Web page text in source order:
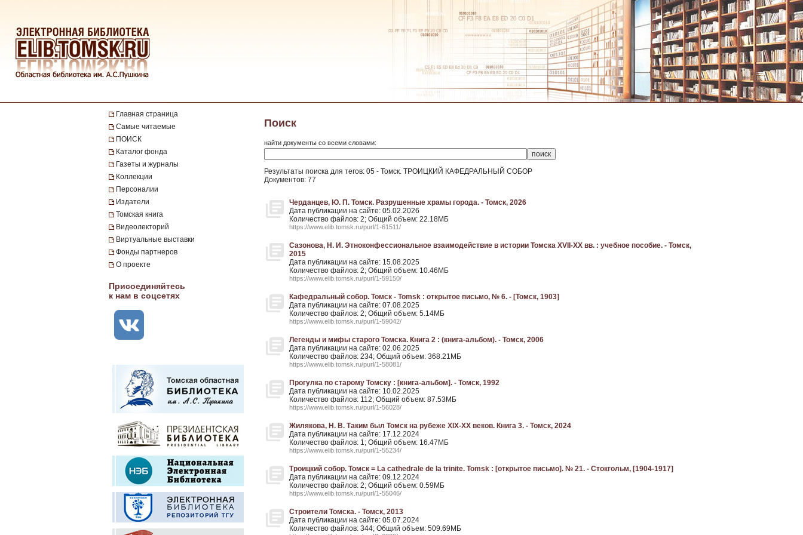
Главная страница
Самые читаемые
ПОИСК
Каталог фонда
Газеты и журналы
Коллекции
Персоналии
Издатели
Томская книга
Видеолекторий
Виртуальные выставки
Фонды партнеров
О проекте
Присоединяйтесь
к нам в соцсетях
Поиск
найти документы со всеми словами:
Результаты поиска для тегов: 05 - Томск. ТРОИЦКИЙ КАФЕДРАЛЬНЫЙ СОБОР
Документов: 77
Черданцев, Ю. П. Томск. Разрушенные храмы города. - Томск, 2026
Дата публикации на сайте: 05.02.2026
Количество файлов: 2; Общий объем: 22.18МБ
https://www.elib.tomsk.ru/purl/1-61511/
Сазонова, Н. И. Этноконфессиональное взаимодействие в истории Томска XVII-XX вв. : учебное пособие. - Томск,
2015
Дата публикации на сайте: 15.08.2025
Количество файлов: 2; Общий объем: 10.46МБ
https://www.elib.tomsk.ru/purl/1-59150/
Кафедральный собор. Томск - Tomsk : открытое письмо, № 6. - [Томск, 1903]
Дата публикации на сайте: 07.08.2025
Количество файлов: 2; Общий объем: 5.14МБ
https://www.elib.tomsk.ru/purl/1-59042/
Легенды и мифы старого Томска. Книга 2 : (книга-альбом). - Томск, 2006
Дата публикации на сайте: 02.06.2025
Количество файлов: 234; Общий объем: 368.21МБ
https://www.elib.tomsk.ru/purl/1-58081/
Прогулка по старому Томску : [книга-альбом]. - Томск, 1992
Дата публикации на сайте: 10.02.2025
Количество файлов: 112; Общий объем: 87.53МБ
https://www.elib.tomsk.ru/purl/1-56028/
Жилякова, Н. В. Таким был Томск на рубеже XIX-XX веков. Книга 3. - Томск, 2024
Дата публикации на сайте: 17.12.2024
Количество файлов: 1; Общий объем: 16.47МБ
https://www.elib.tomsk.ru/purl/1-55234/
Троицкий собор. Томск = La cathedrale de la trinite. Tomsk : [открытое письмо]. № 21. - Стокгольм, [1904-1917]
Дата публикации на сайте: 09.12.2024
Количество файлов: 2; Общий объем: 0.59МБ
https://www.elib.tomsk.ru/purl/1-55046/
Строители Томска. - Томск, 2013
Дата публикации на сайте: 05.07.2024
Количество файлов: 344; Общий объем: 509.69МБ